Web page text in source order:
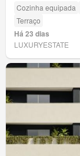
Cozinha equipada
Terraço
Há 23 dias
LUXURYESTATE